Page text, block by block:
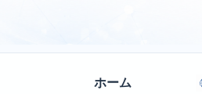
ホーム